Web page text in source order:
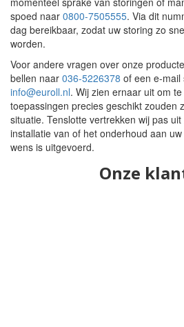
spoed naar 0800-7505555. Via dit
dag bereikbaar, zodat uw storing zo
worden.
Voor andere vragen over onze
bellen naar 036-5226378 of een e-
info@euroll.nl. Wij zien ernaar uit om
toepassingen precies geschikt zouden
situatie. Tenslotte vertrekken wij pas
installatie van of het onderhoud aan
wens is uitgevoerd.
Onze